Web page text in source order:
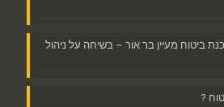
ביטוח מעיין בר אור – בשיחה על ניהול
?